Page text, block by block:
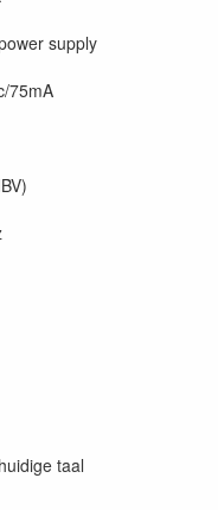
supply
75mA
taal